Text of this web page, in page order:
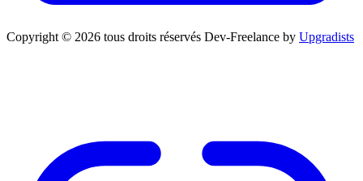
Copyright © 2026 tous droits réservés Dev-Freelance by Upgradists